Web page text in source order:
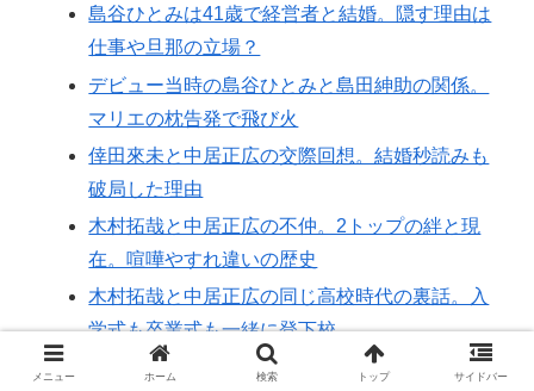
島谷ひとみは41歳で経営者と結婚。隠す理由は
仕事や旦那の立場？
デビュー当時の島谷ひとみと島田紳助の関係。
マリエの枕告発で飛び火
倖田來未と中居正広の交際回想。結婚秒読みも
破局した理由
木村拓哉と中居正広の不仲。2トップの絆と現
在。喧嘩やすれ違いの歴史
木村拓哉と中居正広の同じ高校時代の裏話。入
学式も卒業式も一緒に登下校
木村拓哉の学生時代の逸話。イジメ被害や同級
メニュー ホーム 検索 トップ サイドバー